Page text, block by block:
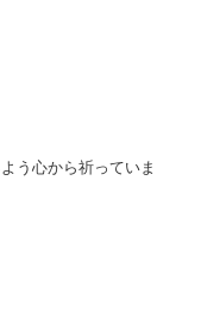
う心から祈っていま